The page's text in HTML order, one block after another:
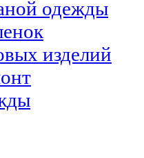
одежды
изделий